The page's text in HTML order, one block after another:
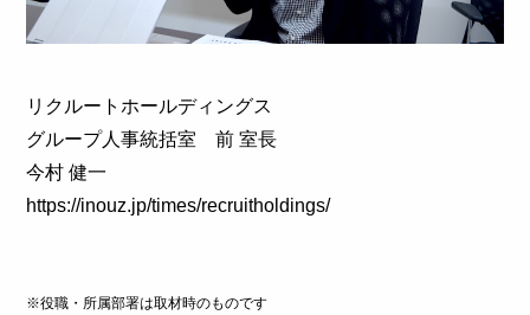
リクルートホールディングス
グループ人事統括室 前 室長
今村 健一
https://inouz.jp/times/recruitholdings/
※役職・所属部署は取材時のものです